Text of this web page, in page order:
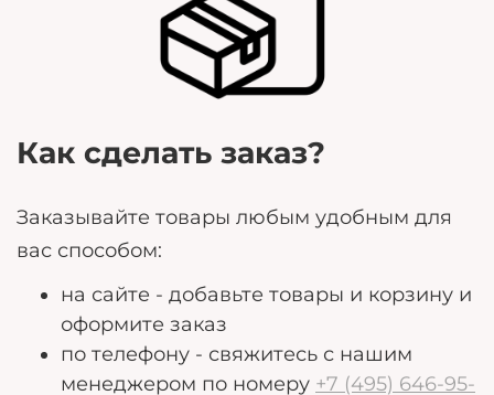
могут помочь нам лучше удовлетворить ваши
потребности.
Как сделать заказ?
Заказывайте товары любым удобным для
вас способом:
на сайте - добавьте товары и корзину и
оформите заказ
по телефону - свяжитесь с нашим
менеджером по номеру +7 (495) 646-95-